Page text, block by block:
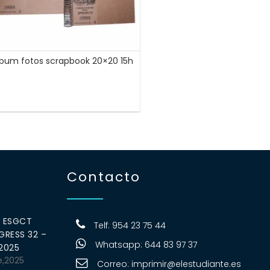
fotos scrapbook 20×20 15h
32 –
Contacto
Telf: 954 23 75 44
Whatsapp: 644 83 97 37
Correo: imprimir@elestudiante.es